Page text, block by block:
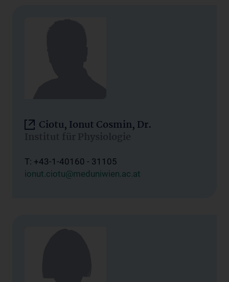
Ciotu, Ionut Cosmin, Dr.
Institut für Physiologie
T: +43-1-40160 - 31105
ionut.ciotu@meduniwien.ac.at